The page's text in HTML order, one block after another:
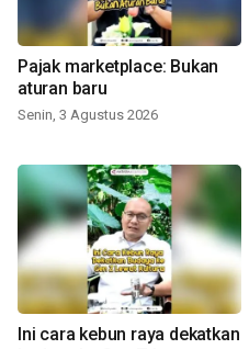
Pajak marketplace: Bukan
aturan baru
Senin, 3 Agustus 2026
Ini cara kebun raya dekatkan